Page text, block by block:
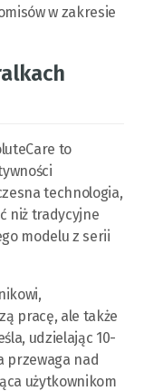
w zakresie
to
technologia,
niż tradycyjne
modelu z serii
pracę, ale także
udzielając 10-
przewaga nad
użytkownikom